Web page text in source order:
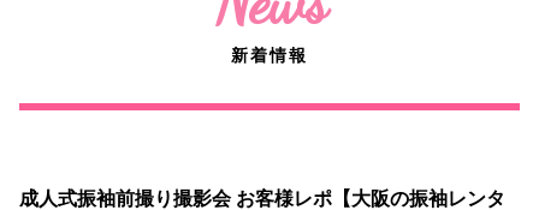
新着情報
成人式振袖前撮り撮影会 お客様レポ【大阪の振袖レンタ